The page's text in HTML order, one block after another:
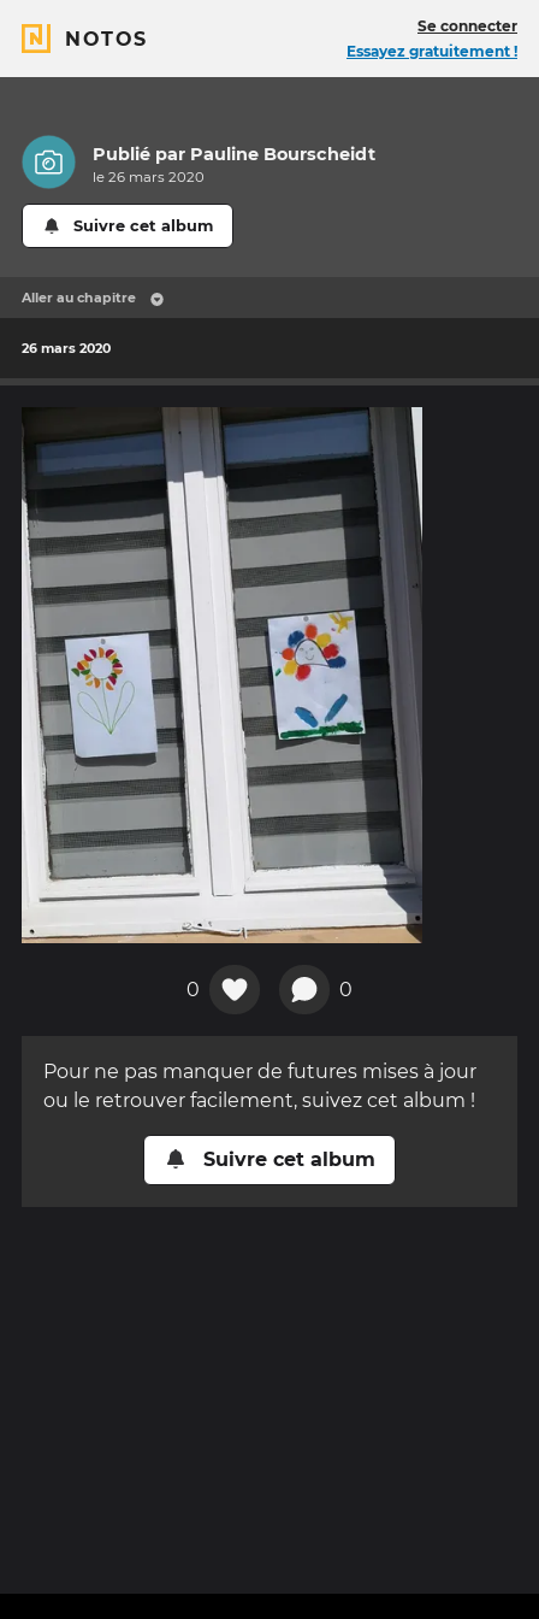
NOTOS
Se connecter
Essayez gratuitement !
Publié par Pauline Bourscheidt
le 26 mars 2020
Suivre cet album
Aller au chapitre
26 mars 2020
0 0
Pour ne pas manquer de futures mises à jour
ou le retrouver facilement, suivez cet album !
Suivre cet album